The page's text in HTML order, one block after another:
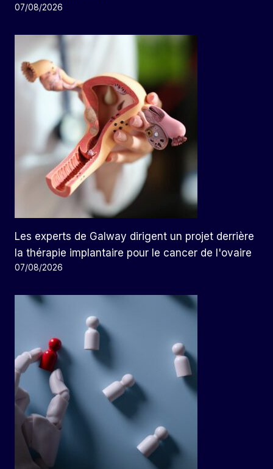
07/08/2026
Les experts de Galway dirigent un projet derrière
la thérapie implantaire pour le cancer de l'ovaire
07/08/2026